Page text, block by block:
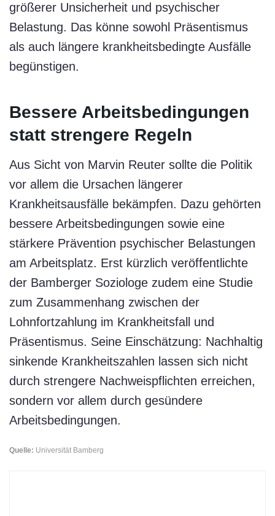
größerer Unsicherheit und psychischer
Belastung. Das könne sowohl Präsentismus
als auch längere krankheitsbedingte Ausfälle
begünstigen.
Bessere Arbeitsbedingungen
statt strengere Regeln
Aus Sicht von Marvin Reuter sollte die Politik
vor allem die Ursachen längerer
Krankheitsausfälle bekämpfen. Dazu gehörten
bessere Arbeitsbedingungen sowie eine
stärkere Prävention psychischer Belastungen
am Arbeitsplatz. Erst kürzlich veröffentlichte
der Bamberger Soziologe zudem eine Studie
zum Zusammenhang zwischen der
Lohnfortzahlung im Krankheitsfall und
Präsentismus. Seine Einschätzung: Nachhaltig
sinkende Krankheitszahlen lassen sich nicht
durch strengere Nachweispflichten erreichen,
sondern vor allem durch gesündere
Arbeitsbedingungen.
Quelle: Universität Bamberg